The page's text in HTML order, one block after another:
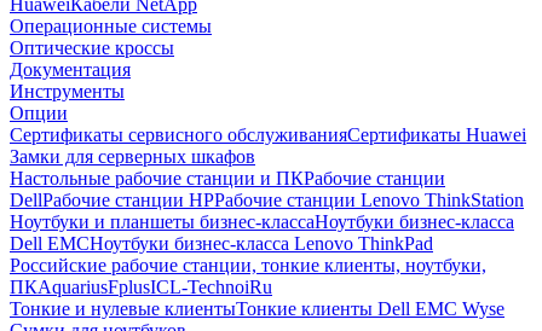
Операционные системы
Оптические кроссы
Документация
Инструменты
Опции
Сертификаты сервисного обслуживанияСертификаты Huawei
Замки для серверных шкафов
Настольные рабочие станции и ПКРабочие станции
DellРабочие станции HPРабочие станции Lenovo ThinkStation
Ноутбуки и планшеты бизнес-классаНоутбуки бизнес-класса
Dell EMCНоутбуки бизнес-класса Lenovo ThinkPad
Российские рабочие станции, тонкие клиенты, ноутбуки,
ПКAquariusFplusICL-TechnoiRu
Тонкие и нулевые клиентыТонкие клиенты Dell EMC Wyse